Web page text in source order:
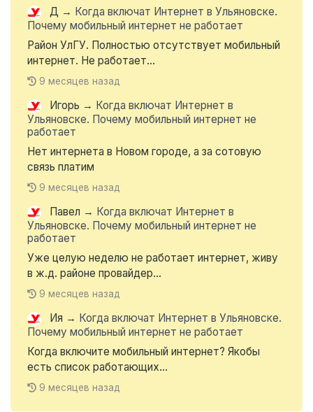
Д → Когда включат Интернет в Ульяновске.
Почему мобильный интернет не работает
Район УлГУ. Полностью отсутствует мобильный
интернет. Не работает...
9 месяцев назад
Игорь → Когда включат Интернет в
Ульяновске. Почему мобильный интернет не
работает
Нет интернета в Новом городе, а за сотовую
связь платим
9 месяцев назад
Павел → Когда включат Интернет в
Ульяновске. Почему мобильный интернет не
работает
Уже целую неделю не работает интернет, живу
в ж.д. районе провайдер...
9 месяцев назад
Ия → Когда включат Интернет в Ульяновске.
Почему мобильный интернет не работает
Когда включите мобильный интернет? Якобы
есть список работающих...
9 месяцев назад